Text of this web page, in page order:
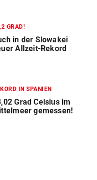
GRAD!
in der Slowakei
Allzeit-Rekord
IN SPANIEN
Grad Celsius im
gemessen!